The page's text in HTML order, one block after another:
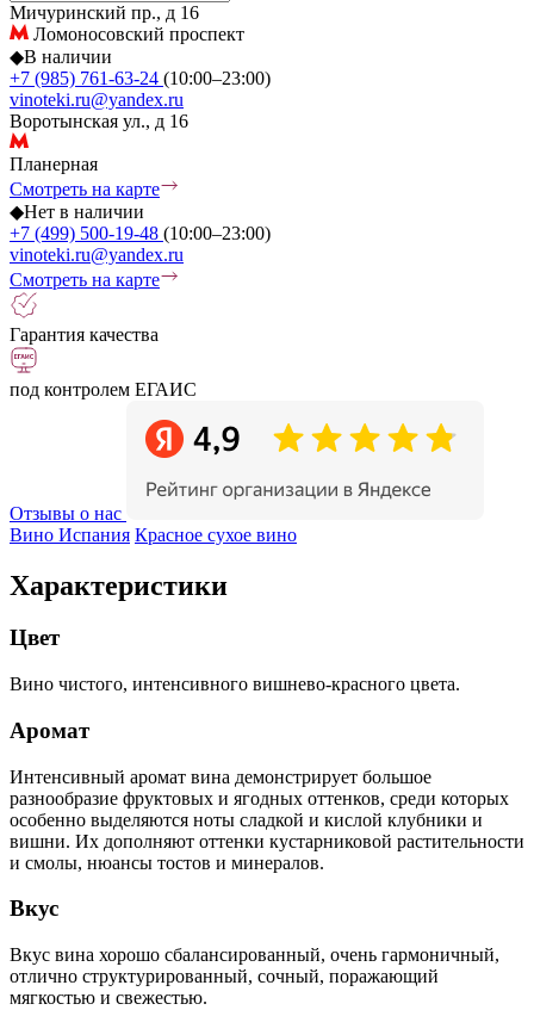
Мичуринский пр., д 16
Ломоносовский проспект
◆В наличии
+7 (985) 761-63-24 (10:00–23:00)
vinoteki.ru@yandex.ru
Воротынская ул., д 16
Планерная
Смотреть на карте
◆Нет в наличии
+7 (499) 500-19-48 (10:00–23:00)
vinoteki.ru@yandex.ru
Смотреть на карте
Гарантия качества
под контролем ЕГАИС
Отзывы о нас
Вино Испания Красное сухое вино
Характеристики
Цвет
Вино чистого, интенсивного вишнево-красного цвета.
Аромат
Интенсивный аромат вина демонстрирует большое
разнообразие фруктовых и ягодных оттенков, среди которых
особенно выделяются ноты сладкой и кислой клубники и
вишни. Их дополняют оттенки кустарниковой растительности
и смолы, нюансы тостов и минералов.
Вкус
Вкус вина хорошо сбалансированный, очень гармоничный,
отлично структурированный, сочный, поражающий
мягкостью и свежестью.